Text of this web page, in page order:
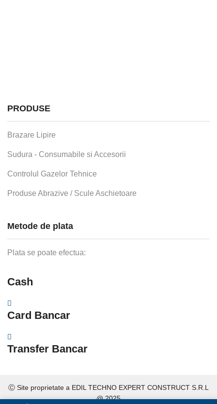
PRODUSE
Brazare Lipire
Sudura - Consumabile si Accesorii
Controlul Gazelor Tehnice
Produse Abrazive / Scule Aschietoare
Metode de plata
Plata se poate efectua:
Cash
Card Bancar
Transfer Bancar
Ⓒ Site proprietate a EDIL TECHNO EXPERT CONSTRUCT S.R.L
@ 2025